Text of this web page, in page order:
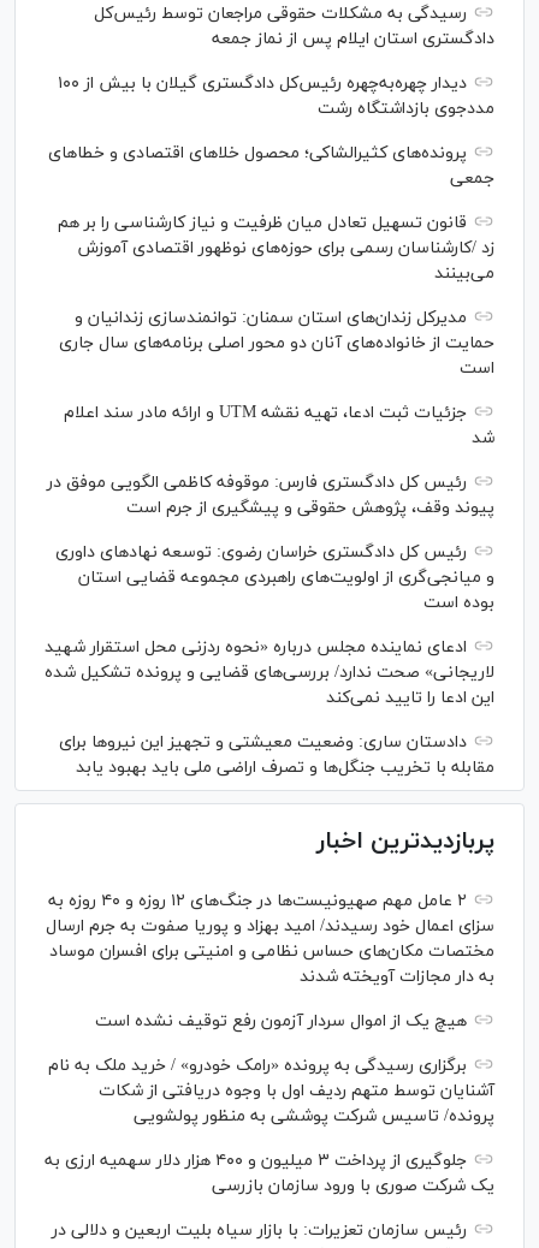
رسیدگی به مشکلات حقوقی مراجعان توسط رئیس‌کل
دادگستری استان ایلام پس از نماز جمعه
دیدار چهره‌به‌چهره رئیس‌کل دادگستری گیلان با بیش از ۱۰۰
مددجوی بازداشتگاه رشت
پرونده‌های کثیرالشاکی؛ محصول خلا‌های اقتصادی و خطا‌های
جمعی
قانون تسهیل تعادل میان ظرفیت و نیاز کارشناسی را بر هم
زد /کارشناسان رسمی برای حوزه‌های نوظهور اقتصادی آموزش
می‌بینند
مدیرکل زندان‌های استان سمنان: توانمندسازی زندانیان و
حمایت از خانواده‌های آنان دو محور اصلی برنامه‌های سال جاری
است
جزئیات ثبت ادعا، تهیه نقشه UTM و ارائه مادر سند اعلام
شد
رئیس کل دادگستری فارس: موقوفه کاظمی الگویی موفق در
پیوند وقف، پژوهش حقوقی و پیشگیری از جرم است
رئیس کل دادگستری خراسان رضوی: توسعه نهاد‌های داوری
و میانجی‌گری از اولویت‌های راهبردی مجموعه قضایی استان
بوده است
ادعای نماینده مجلس درباره «نحوه ردزنی محل استقرار شهید
لاریجانی» صحت ندارد/ بررسی‌های قضایی و پرونده تشکیل شده
این ادعا را تایید نمی‌کند
دادستان ساری: وضعیت معیشتی و تجهیز این نیرو‌ها برای
مقابله با تخریب جنگل‌ها و تصرف اراضی ملی باید بهبود یابد
پربازدیدترین اخبار
۲ عامل مهم صهیونیست‌ها در جنگ‌های ۱۲ روزه و ۴۰ روزه به
سزای اعمال خود رسیدند/ امید بهزاد و پوریا صفوت به جرم ارسال
مختصات مکان‌های حساس نظامی و امنیتی برای افسران موساد
به دار مجازات آویخته شدند
هیچ یک از اموال سردار آزمون رفع توقیف نشده است
برگزاری رسیدگی به پرونده «رامک خودرو» / خرید ملک به نام
آشنایان توسط متهم ردیف اول با وجوه دریافتی از شکات
پرونده/ تاسیس شرکت پوششی به منظور پولشویی
جلوگیری از پرداخت ۳ میلیون و ۴۰۰ هزار دلار سهمیه ارزی به
یک شرکت صوری با ورود سازمان بازرسی
رئیس سازمان تعزیرات: با بازار سیاه بلیت اربعین و دلالی در